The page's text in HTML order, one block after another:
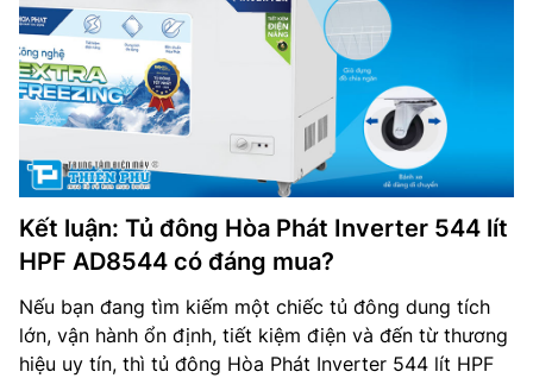
Kết luận: Tủ đông Hòa Phát Inverter 544 lít
HPF AD8544 có đáng mua?
Nếu bạn đang tìm kiếm một chiếc tủ đông dung tích
lớn, vận hành ổn định, tiết kiệm điện và đến từ thương
hiệu uy tín, thì tủ đông Hòa Phát Inverter 544 lít HPF